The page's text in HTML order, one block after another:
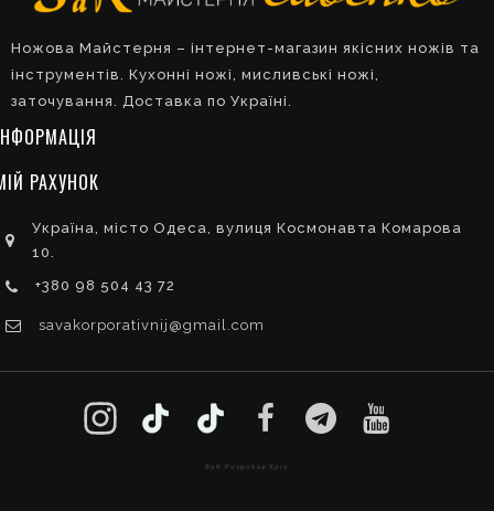
Ножова Майстерня – інтернет-магазин якісних ножів та
інструментів. Кухонні ножі, мисливські ножі,
заточування. Доставка по Україні.
РАХУНОК
Україна, місто Одеса, вулиця Космонавта Комарова
10.
+380 98 504 43 72
savakorporativnij@gmail.com
Веб Розробка Xpro